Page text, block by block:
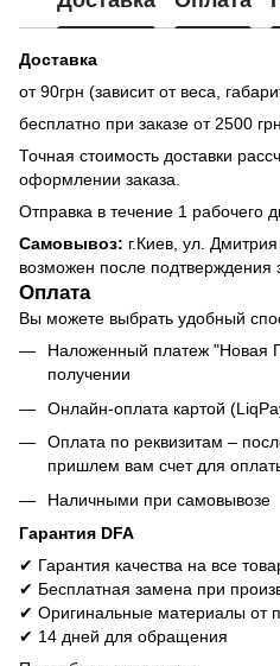
Доставка
от 90грн (зависит от веса,
бесплатно при заказе от 2500 грн
Точная стоимость доставки
оформлении заказа.
Отправка в течение 1 рабочего
Самовывоз: г.Киев, ул.
возможен после подтверждения
Оплата
Вы можете выбрать удобный
Наложенный платеж "Новая
получении
Онлайн-оплата картой
Оплата по реквизитам –
пришлем вам счет для
Наличными при самовывозе
Гарантия DFA
✔ Гарантия качества на все
✔ Бесплатная замена при
✔ Оригинальные материалы от
✔ 14 дней для обращения